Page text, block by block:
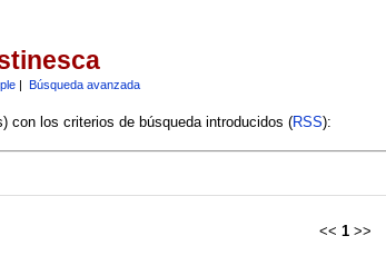
| Búsqueda avanzada
con los criterios de búsqueda introducidos (RSS):
<< 1 >>